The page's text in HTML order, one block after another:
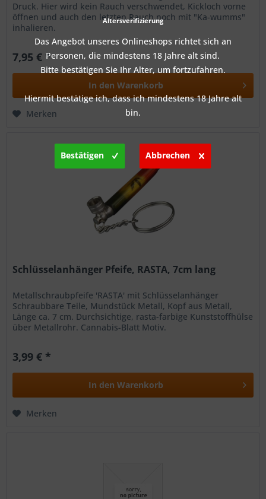
Druck. Hier wird kein Rauch verschwendet, Kickloch vorne
öffnen und auch den letzten Rauch noch mit "Ka-wumms"
inhalieren.
7,95 € *
In den Warenkorb
Merken
Schlüsselanhänger Pfeife, RASTA, 7cm lang
Metallschraubpfeife 'RASTA' mit Schlüsselanhänger
Schraubbare Teile, Mundstück Metall, Kopf aus Metall,
Länge ca. 7 cm. Durchsichtige, rasta-farbige Kunststoffhülse
über Metallrohr. Cannabis-Blatt Motiv.
3,99 € *
In den Warenkorb
Merken
Altersverifizierung
Das Angebot unseres Onlineshops richtet sich an
Personen, die mindestens 18 Jahre alt sind.
Bitte bestätigen Sie Ihr Alter, um fortzufahren.
Hiermit bestätige ich, dass ich mindestens 18 Jahre alt
bin.
Bestätigen Abbrechen